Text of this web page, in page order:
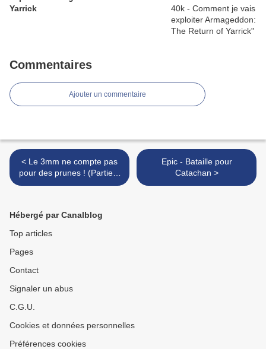
Yarrick
Commentaires
Ajouter un commentaire
< Le 3mm ne compte pas
pour des prunes ! (Partie 1
sur 2)
Epic - Bataille pour
Catachan >
Hébergé par Canalblog
Top articles
Pages
Contact
Signaler un abus
C.G.U.
Cookies et données personnelles
Préférences cookies